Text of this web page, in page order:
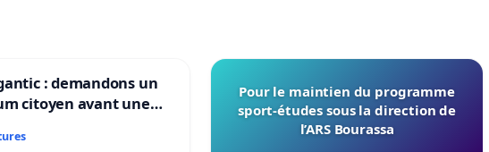
: demandons un
citoyen avant une
irréversible de
»
Pour le maintien du programme
sport-études sous la direction de
l’ARS Bourassa